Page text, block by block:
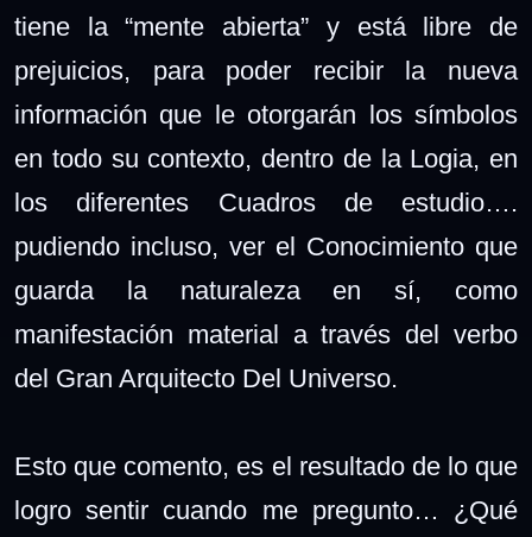
tiene la “mente abierta” y está libre de
prejuicios, para poder recibir la nueva
información que le otorgarán los símbolos
en todo su contexto, dentro de la Logia, en
los diferentes Cuadros de estudio….
pudiendo incluso, ver el Conocimiento que
guarda la naturaleza en sí, como
manifestación material a través del verbo
del Gran Arquitecto Del Universo.
Esto que comento, es el resultado de lo que
logro sentir cuando me pregunto… ¿Qué